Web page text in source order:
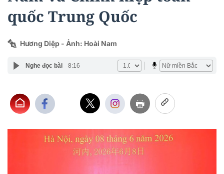
quốc Trung Quốc
Hương Diệp - Ảnh: Hoài Nam
Nghe đọc bài 8:16